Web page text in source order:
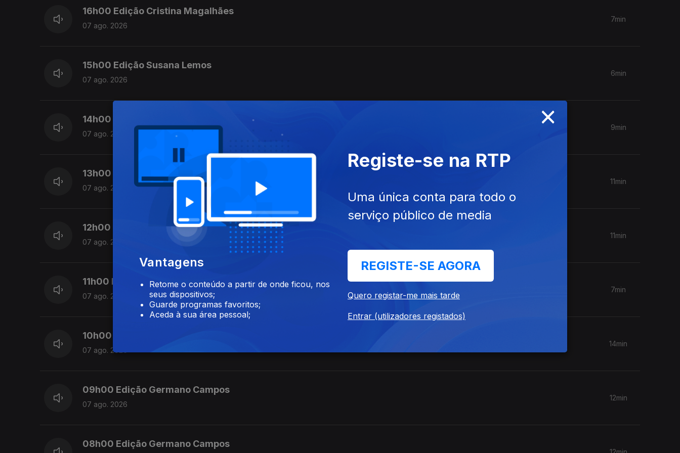
16h00 Edição Cristina Magalhães
07 ago. 2026
7min
15h00 Edição Susana Lemos
07 ago. 2026
6min
14h00 Edição Susana Lemos
07 ago. 2026
9min
13h00 Edição Susana Lemos
07 ago. 2026
11min
12h00 Edição Susana Lemos
07 ago. 2026
11min
11h00 Edição Susana Lemos
07 ago. 2026
7min
10h00 Edição Germano Campos
07 ago. 2026
14min
09h00 Edição Germano Campos
07 ago. 2026
12min
08h00 Edição Germano Campos
×
Vantagens
Retome o conteúdo a partir de onde ficou, nos
seus dispositivos;
Guarde programas favoritos;
Aceda à sua área pessoal;
Registe-se na RTP
Uma única conta para todo o
serviço público de media
REGISTE-SE AGORA
Quero registar-me mais tarde
Entrar (utilizadores registados)